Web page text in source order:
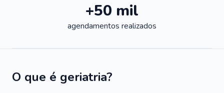
+50 mil
agendamentos realizados
O que é geriatria?